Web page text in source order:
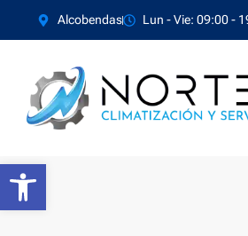
Abrir barra de herramientas
al
contenido
Alcobendas Lun - Vie: 09:00 -